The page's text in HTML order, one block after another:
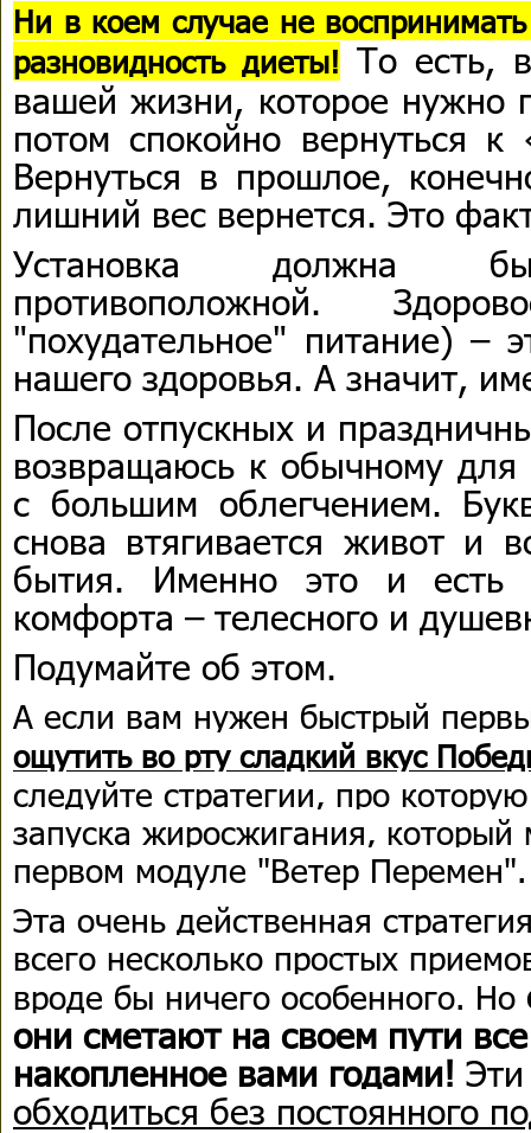
Ни в коем случае не
разновидность диеты! То есть,
вашей жизни, которое нужно
потом спокойно вернуться
Вернуться в прошлое,
лишний вес вернется. Это
Установка должна
противоположной.
"похудательное" питание) –
нашего здоровья. А значит,
После отпускных и
возвращаюсь к обычному
с большим облегчением.
снова втягивается живот и
бытия. Именно это и есть
комфорта – телесного и
Подумайте об этом.
А если вам нужен быстрый
ощутить во рту сладкий вкус
следуйте стратегии, про
запуска жиросжигания,
первом модуле "Ветер Перемен".
Эта очень действенная
всего несколько простых
вроде бы ничего особенного. Но
они сметают на своем пути
накопленное вами годами!
обходиться без постоянного